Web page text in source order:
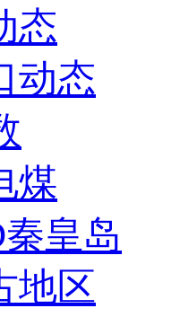
态
动态
煤
皇岛
地区